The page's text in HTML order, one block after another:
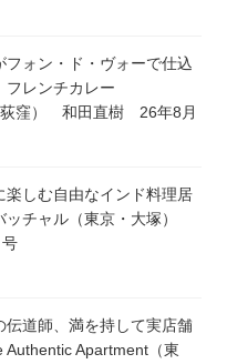
フォン・ド・ヴォーで仕込
レンチカレー
荻窪） 和田直樹 26年8月
楽しむ自由なインド料理居
チャル（東京・大塚）
伝道師、満を持して実店舗
Apartment（東